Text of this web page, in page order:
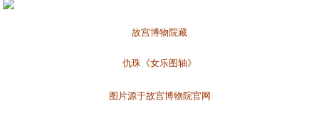
故宫博物院藏
仇珠《女乐图轴》
图片源于故宫博物院官网